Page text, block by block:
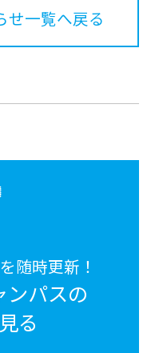
せ一覧へ戻る
随時更新！
ンパスの
る